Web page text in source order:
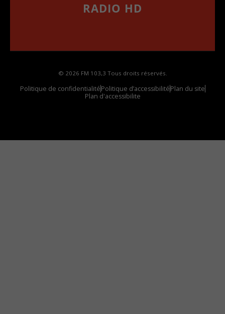
RADIO HD
© 2026 FM 103,3 Tous droits réservés.
Politique de confidentialitéPolitique d’accessibilitéPlan du site
Plan d'accessibilite